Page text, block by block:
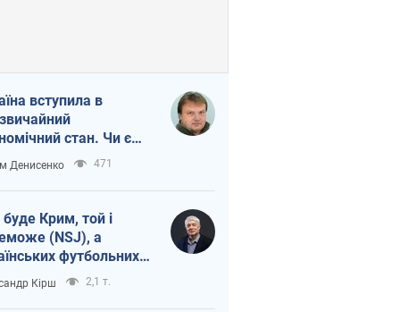
вступила в
стан. Чи є
вкінці тунелю?
Денисенко 471
Крим, той і
(NSJ), а
футбольних
можуть
вбивцями
Кірш 2,1 т.